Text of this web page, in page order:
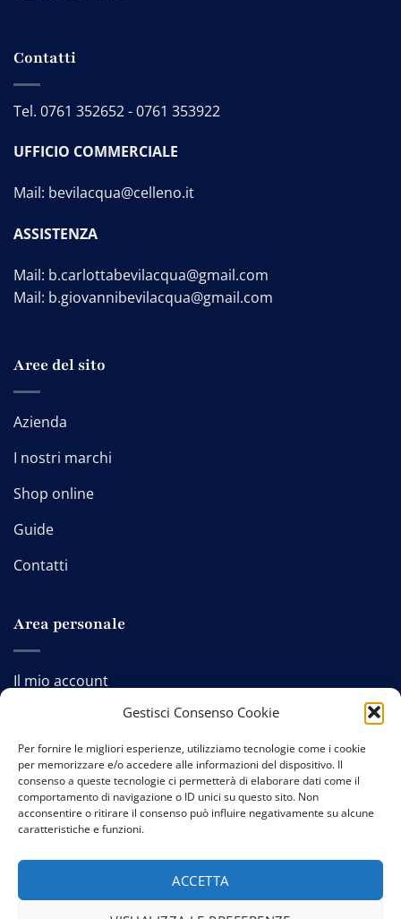
Gestisci Consenso Cookie
Per fornire le migliori esperienze, utilizziamo tecnologie come i cookie
per memorizzare e/o accedere alle informazioni del dispositivo. Il
consenso a queste tecnologie ci permetterà di elaborare dati come il
comportamento di navigazione o ID unici su questo sito. Non
acconsentire o ritirare il consenso può influire negativamente su alcune
caratteristiche e funzioni.
ACCETTA
Contatti
Tel. 0761 352652-0761 353922
UFFICIO COMMERCIALE
Mail: bevilacqua@celleno.it
ASSISTENZA
Mail: b.carlottabevilacqua@gmail.com
Mail: b.giovannibevilacqua@gmail.com
Aree del sito
Azienda
I nostri marchi
Shop online
Guide
Contatti
Area personale
Il mio account
Carrello
condizioni